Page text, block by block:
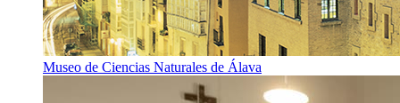
Museo de Ciencias Naturales de Álava